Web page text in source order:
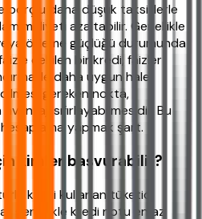
borçlu daha düşük taksitlerle
maliyeti azaltabilir. Genellikle
ödeme güçlüğü durumunda
çekilen bir kredi, faizler
ile daha uygun hale
gereken nokta,
avantajı sıfırlayabilmesidir. Bu
hesaplama yapmak şart.
kimler başvurabilir?
kredi kullanan tüketici
genellikle kredi notu en az